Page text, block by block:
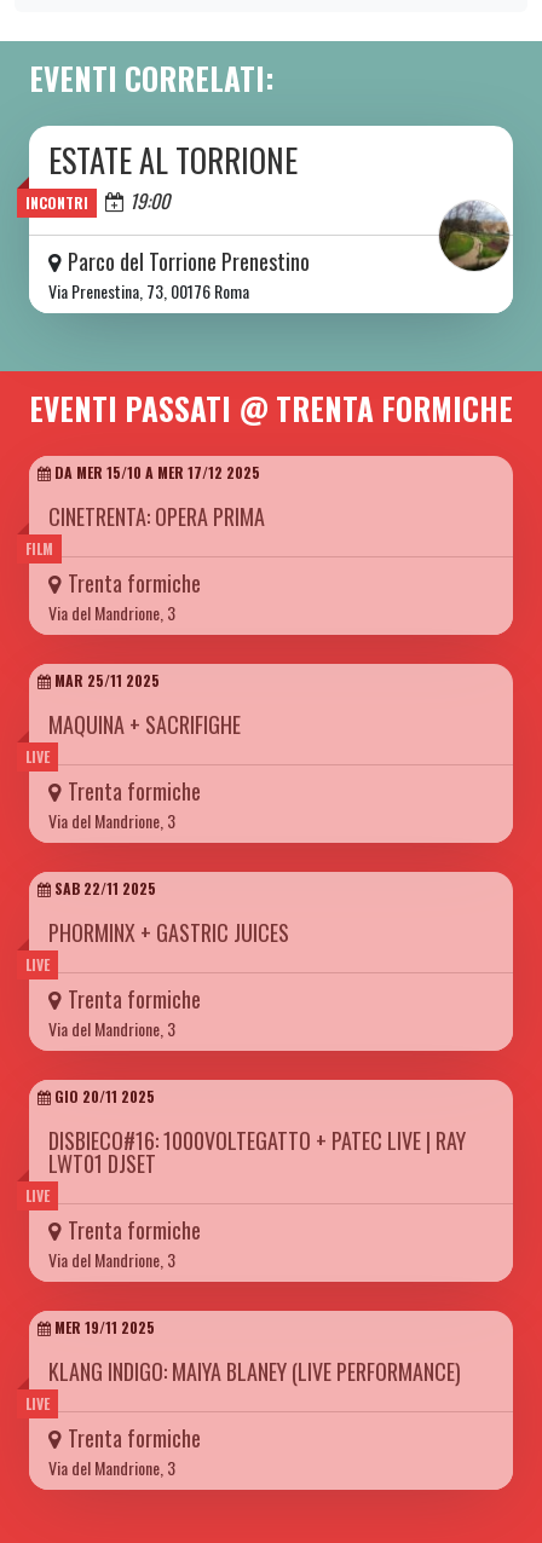
EVENTI CORRELATI:
INCONTRI
DA SAB 06/06 A SAB 08/08 2026
ESTATE AL TORRIONE
Oggi 19:00
Parco del Torrione Prenestino
Via Prenestina, 73, 00176 Roma
EVENTI PASSATI @ TRENTA FORMICHE
FILM
DA MER 15/10 A MER 17/12 2025
CINETRENTA: OPERA PRIMA
Trenta formiche
Via del Mandrione, 3
LIVE
MAR 25/11 2025
MAQUINA + SACRIFIGHE
Trenta formiche
Via del Mandrione, 3
LIVE
SAB 22/11 2025
PHORMINX + GASTRIC JUICES
Trenta formiche
Via del Mandrione, 3
LIVE
GIO 20/11 2025
DISBIECO#16: 1000VOLTEGATTO + PATEC LIVE | RAY
LWT01 DJSET
Trenta formiche
Via del Mandrione, 3
LIVE
MER 19/11 2025
KLANG INDIGO: MAIYA BLANEY (LIVE PERFORMANCE)
Trenta formiche
Via del Mandrione, 3